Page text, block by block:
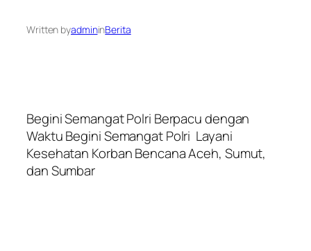
Written byadmininBerita
Begini Semangat Polri Berpacu dengan
Waktu Begini Semangat Polri Layani
Kesehatan Korban Bencana Aceh, Sumut,
dan Sumbar